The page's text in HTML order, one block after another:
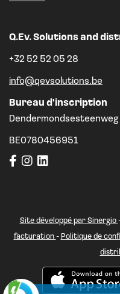
Q.Ev. Solutions and
+32 52 52 05 28
info@qevsolutions.be
Bureau d'inscription
BE0780456951
Site développé par Sinergio
facturation - Politique de